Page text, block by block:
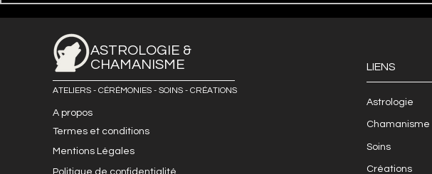
ASTROLOGIE &
CHAMANISME
ATELIERS - CÉRÉMONIES - SOINS - CRÉATIONS
A propos
Termes et conditions
Mentions Légales
Politique de confidentialité
LIENS
Astrologie
Chamanisme
Soins
Créations